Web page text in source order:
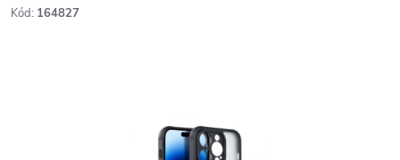
Kód: 164827